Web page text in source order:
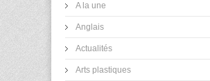
A la une
Anglais
Actualités
Arts plastiques